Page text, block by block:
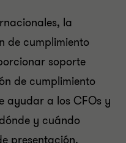
la
de cumplimiento
soporte
de cumplimiento
ayudar a los CFOs y
y cuándo
presentación,